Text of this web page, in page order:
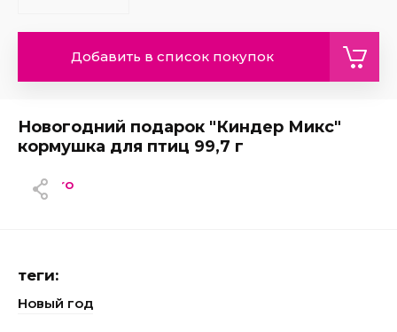
Новогодний подарок "Киндер Микс"
кормушка для птиц 99,7 г
Ferrerro
Добавить в список покупок
теги:
Новый год